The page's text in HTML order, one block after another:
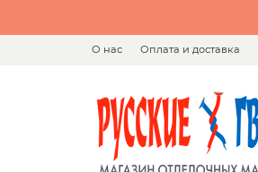
О нас Оплата и доставка